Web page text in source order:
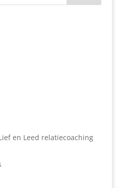
en Leed relatiecoaching